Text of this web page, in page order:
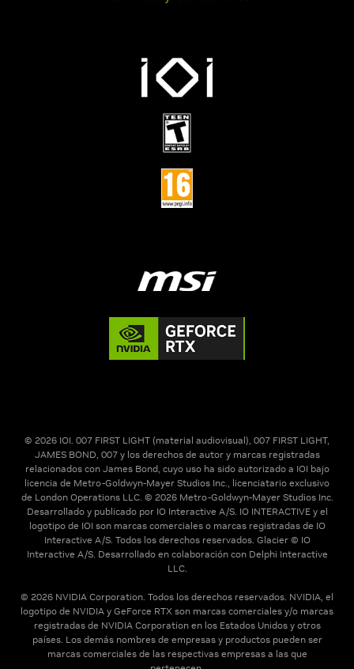
© 2026 IOI. 007 FIRST LIGHT (material audiovisual), 007 FIRST LIGHT,
JAMES BOND, 007 y los derechos de autor y marcas registradas
relacionados con James Bond, cuyo uso ha sido autorizado a IOI bajo
licencia de Metro-Goldwyn-Mayer Studios Inc., licenciatario exclusivo
de London Operations LLC. © 2026 Metro-Goldwyn-Mayer Studios Inc.
Desarrollado y publicado por IO Interactive A/S. IO INTERACTIVE y el
logotipo de IOI son marcas comerciales o marcas registradas de IO
Interactive A/S. Todos los derechos reservados. Glacier © IO
Interactive A/S. Desarrollado en colaboración con Delphi Interactive
LLC.
© 2026 NVIDIA Corporation. Todos los derechos reservados. NVIDIA, el
logotipo de NVIDIA y GeForce RTX son marcas comerciales y/o marcas
registradas de NVIDIA Corporation en los Estados Unidos y otros
países. Los demás nombres de empresas y productos pueden ser
marcas comerciales de las respectivas empresas a las que